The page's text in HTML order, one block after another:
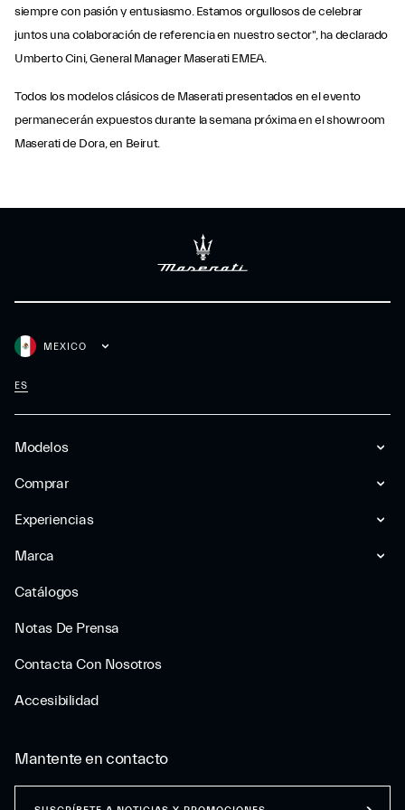
siempre con pasión y entusiasmo. Estamos orgullosos de celebrar
juntos una colaboración de referencia en nuestro sector", ha declarado
Umberto Cini, General Manager Maserati EMEA.
Todos los modelos clásicos de Maserati presentados en el evento
permanecerán expuestos durante la semana próxima en el showroom
Maserati de Dora, en Beirut.
Modelos
Comprar
Experiencias
Marca
Catálogos
Notas De Prensa
Contacta Con Nosotros
Accesibilidad
MEXICO
ES
Mantente en contacto